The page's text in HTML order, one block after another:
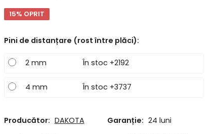
15% OPRIT
Pini de distanțare (rost între plăci):
2 mm În stoc +2192
4 mm În stoc +3737
Producător: DAKOTA Garanție: 24 luni